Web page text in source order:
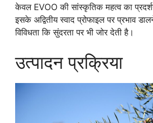
केवल EVOO की सांस्कृतिक महत्व का
इसके अद्वितीय स्वाद प्रोफाइल पर प्रभाव
विविधता कि सुंदरता पर भी जोर देती है।
उत्पादन प्रक्रिया